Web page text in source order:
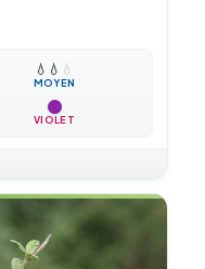
💧 💧 💧
MOYEN
VIOLET